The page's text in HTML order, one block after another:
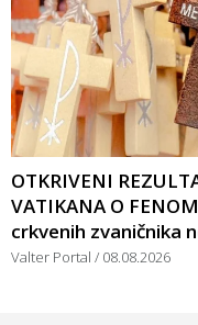
OTKRIVENI
VATIKANA O
crkvenih zvaničnika
Valter Portal 08.08.2026